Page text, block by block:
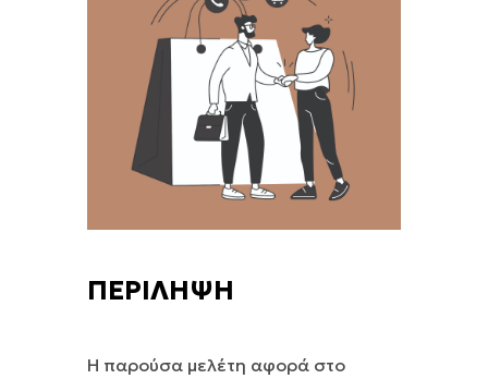
ΠΕΡΙΛΗΨΗ
Η παρούσα μελέτη αφορά στο